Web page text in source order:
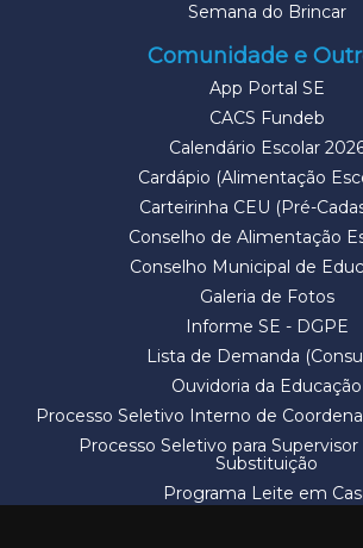
Semana do Brincar
Comunidade e
App Portal SE
CACS Fundeb
Calendário Escolar
Cardápio (Alimentação
Carteirinha CEU (Pré-
Conselho de Alimentação
Conselho Municipal de
Galeria de Fotos
Informe SE - DGPE
Lista de Demanda
Ouvidoria da Educação
Processo Seletivo Interno de
Processo Seletivo para
Substituição
Programa Leite em